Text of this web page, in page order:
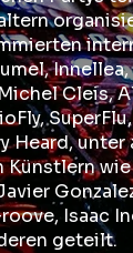
Cleis,
Heard,
Isaac
geteilt.